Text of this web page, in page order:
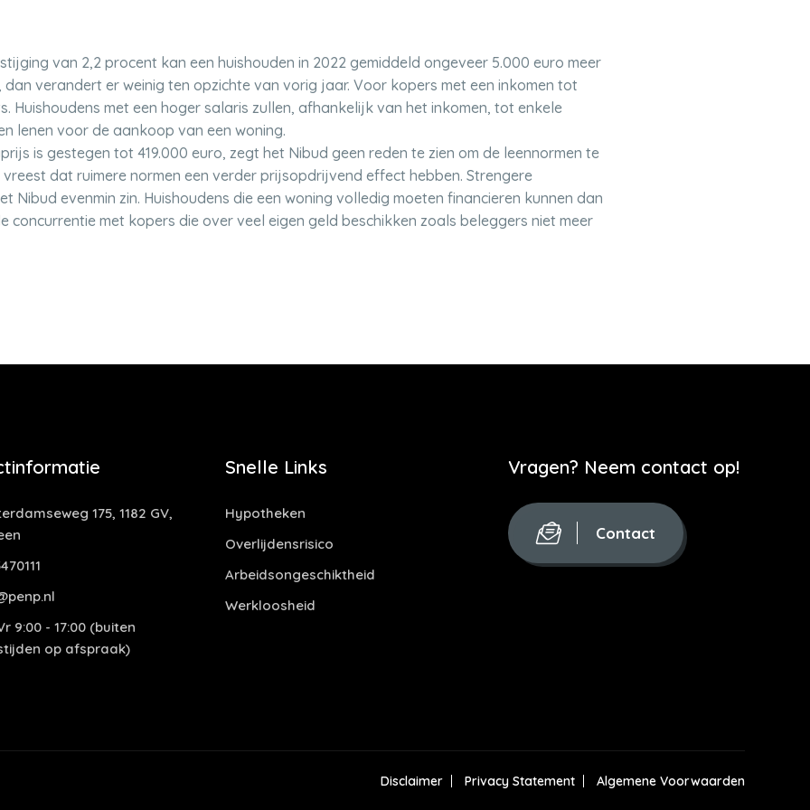
van 2,2 procent kan een huishouden in 2022 gemiddeld ongeveer 5.000 euro meer
verandert er weinig ten opzichte van vorig jaar. Voor kopers met een inkomen tot
Huishoudens met een hoger salaris zullen, afhankelijk van het inkomen, tot enkele
lenen voor de aankoop van een woning.
is gestegen tot 419.000 euro, zegt het Nibud geen reden te zien om de leennormen te
dat ruimere normen een verder prijsopdrijvend effect hebben. Strengere
Nibud evenmin zin. Huishoudens die een woning volledig moeten financieren kunnen dan
concurrentie met kopers die over veel eigen geld beschikken zoals beleggers niet meer
175, 1182 GV,
9:00 - 17:00 (buiten
op afspraak)
Snelle Links
Hypotheken
Overlijdensrisico
Arbeidsongeschiktheid
Werkloosheid
Vragen? Neem contact op!
Contact
Disclaimer Privacy Statement Algemene Voorwaarden